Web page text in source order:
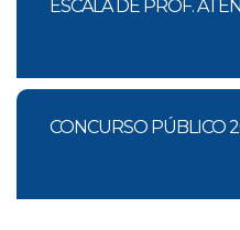
ESCALA DE PROF.
CONCURSO PÚBLICO